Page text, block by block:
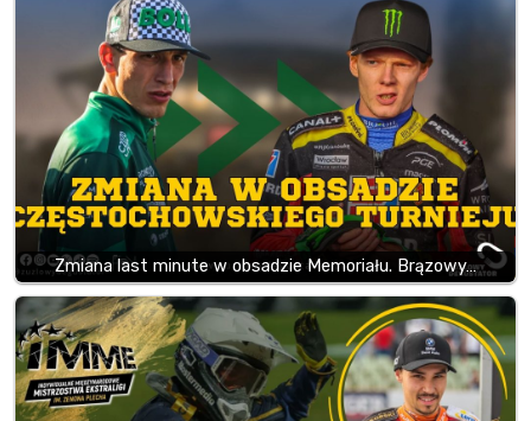
Zmiana last minute w obsadzie Memoriału. Brązowy…